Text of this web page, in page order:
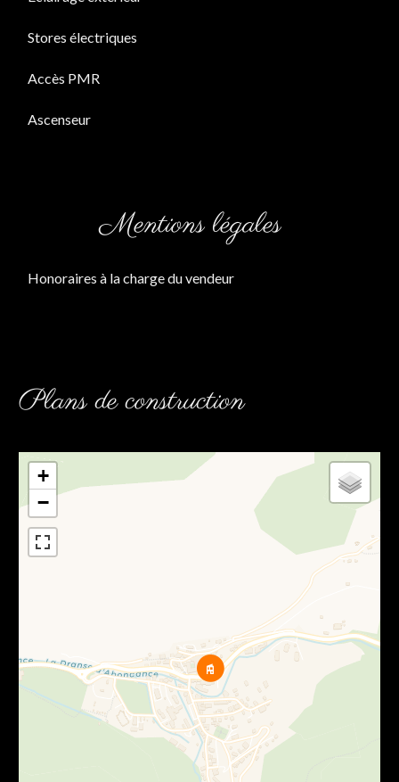
Stores électriques
Accès PMR
Ascenseur
Mentions légales
Honoraires à la charge du vendeur
Plans de construction
+
−